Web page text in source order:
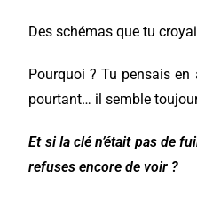
Des schémas que tu
Pourquoi ? Tu pensais
pourtant… il semble
Et si la clé n’était pas de
refuses encore de voir ?